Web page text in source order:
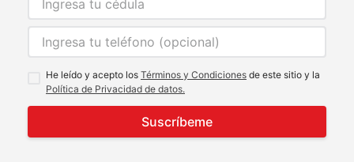
He leído y acepto los Términos y Condiciones de este sitio y la
Política de Privacidad de datos.
Suscríbeme